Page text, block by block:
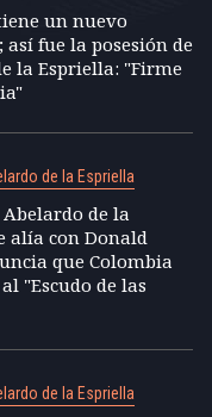
un nuevo
así fue la posesión de
la Espriella: "Firme
de la Espriella
de la
alía con Donald
que Colombia
"Escudo de las
de la Espriella